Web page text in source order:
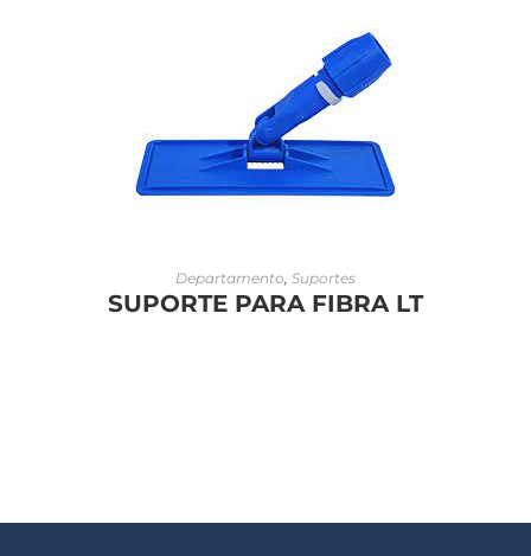
LEIA MAIS
Departamento, Suportes
SUPORTE PARA FIBRA LT